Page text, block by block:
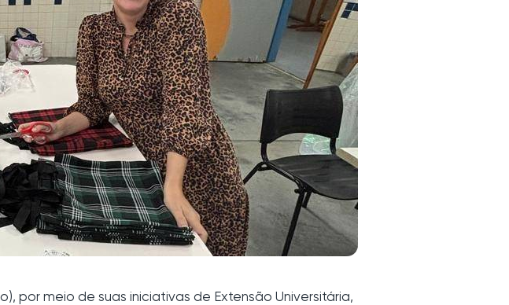
por meio de suas iniciativas de Extensão Universitária,